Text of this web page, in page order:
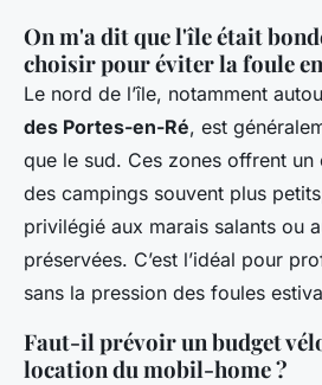
On m'a dit que l'île était
choisir pour éviter la foule
Le nord de l’île, notamment
des Portes-en-Ré, est
que le sud. Ces zones offrent un
des campings souvent plus
privilégié aux marais salants ou
préservées. C’est l’idéal pour
sans la pression des foules
Faut-il prévoir un budget
location du mobil-home ?